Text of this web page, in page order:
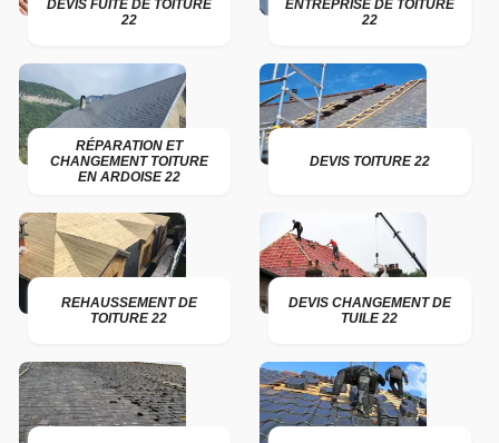
DEVIS FUITE DE TOITURE
22
ENTREPRISE DE TOITURE
22
RÉPARATION ET
CHANGEMENT TOITURE
EN ARDOISE 22
DEVIS TOITURE 22
REHAUSSEMENT DE
TOITURE 22
DEVIS CHANGEMENT DE
TUILE 22